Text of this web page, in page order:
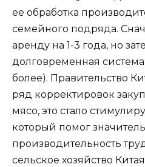
ее обработка
семейного подряда.
аренду на 1-3 года, но
долговременная
более). Правительство
ряд корректировок
мясо, это стало
который помог
производительность
сельское хозяйство